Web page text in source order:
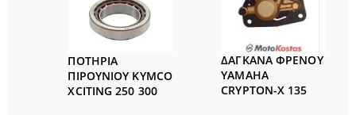
ΠΟΤΗΡΙΑ
ΠΙΡΟΥΝΙΟΥ KYMCO
XCITING 250 300
ΔΑΓΚΑΝΑ ΦΡΕΝΟΥ
YAMAHA
CRYPTON-X 135